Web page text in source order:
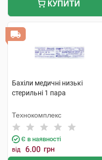
КУПИТИ
Бахіли медичні низькі
стерильні 1 пара
Технокомплекс
Є в наявності
від 6.00 грн